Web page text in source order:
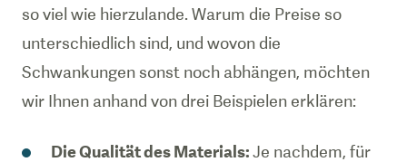
so viel wie hierzulande. Warum die Preise so
unterschiedlich sind, und wovon die
Schwankungen sonst noch abhängen, möchten
wir Ihnen anhand von drei Beispielen erklären:
Die Qualität des Materials:Je nachdem, für